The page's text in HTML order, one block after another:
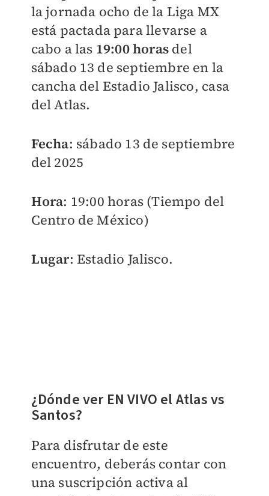
la jornada ocho de la Liga MX
está pactada para llevarse a
cabo a las 19:00 horasdel
sábado 13 de septiembre en la
cancha del Estadio Jalisco, casa
del Atlas.
Fecha: sábado 13 de septiembre
del 2025
Hora: 19:00 horas (Tiempo del
Centro de México)
Lugar: Estadio Jalisco.
¿Dónde ver EN VIVO el Atlas vs
Santos?
Para disfrutar de este
encuentro, deberás contar con
una suscripción activa al